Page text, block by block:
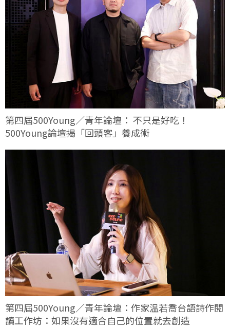
第四屆500Young／青年論壇： 不只是好吃！
500Young論壇揭「回頭客」養成術
第四屆500Young／青年論壇：作家温若喬台語詩作閱
讀工作坊：如果沒有適合自己的位置就去創造